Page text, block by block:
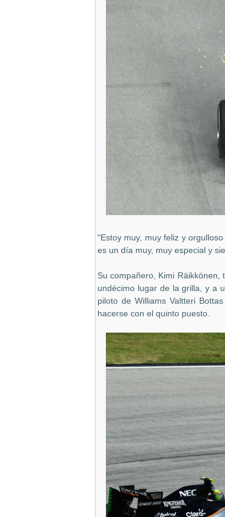
"Estoy muy, muy feliz y
es un día muy, muy especial y
Su compañero, Kimi Räikkönen,
undécimo lugar de la grilla, y a
piloto de Williams Valtteri
hacerse con el quinto puesto.